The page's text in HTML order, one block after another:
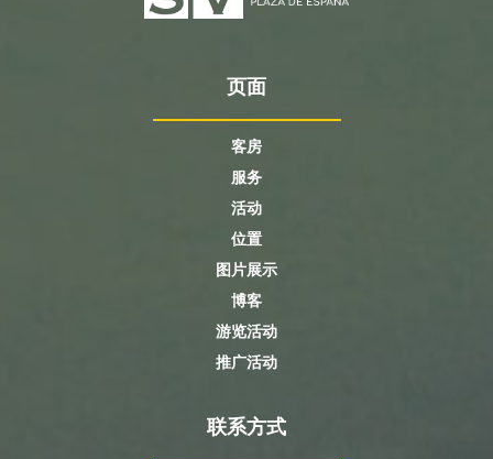
页面
客房
服务
活动
位置
图片展示
博客
游览活动
推广活动
联系方式